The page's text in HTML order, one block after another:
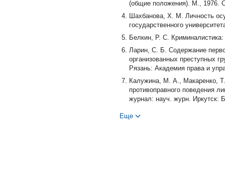
(общие положения). М., 1976.
Шахбанова, Х. М. Личность
государственного
Белкин, Р. С.
Ларин, С. Б. Содержание
организованных преступных
Рязань: Академия права и
Калужина, М. А., Макаренко,
противоправного поведения
журнал: науч. журн. Иркутск:
// Научный вестник Омской
Еще